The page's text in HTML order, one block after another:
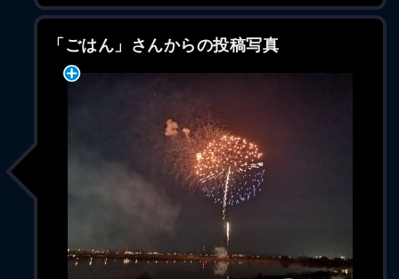
「ごはん」さんからの投稿写真